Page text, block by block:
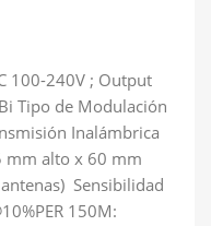
100-240V ; Output
Tipo de Modulación
Inalámbrica
mm alto x 60 mm
Sensibilidad
150M: